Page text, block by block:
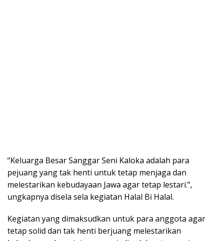
“Keluarga Besar Sanggar Seni Kaloka adalah para
pejuang yang tak henti untuk tetap menjaga dan
melestarikan kebudayaan Jawa agar tetap lestari.”,
ungkapnya disela sela kegiatan Halal Bi Halal.
Kegiatan yang dimaksudkan untuk para anggota agar
tetap solid dan tak henti berjuang melestarikan